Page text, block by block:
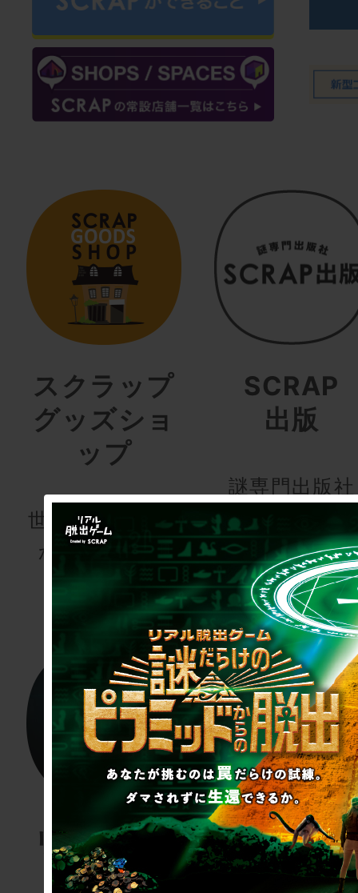
スクラップ
グッズショ
ップ
世界でここにし
かないグッズ
SCRAP
出版
謎専門出版社
リアル潜入
ゲーム
謎検
謎解き能